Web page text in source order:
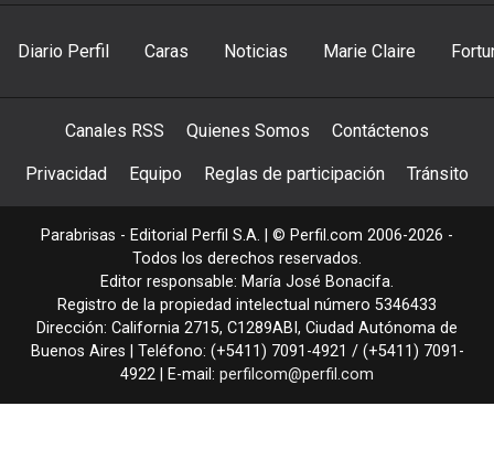
Diario Perfil Caras Noticias Marie Claire
Canales RSS Quienes Somos Contáctenos
Privacidad Equipo Reglas de participación Tránsito
Parabrisas - Editorial Perfil S.A. | © Perfil.com 2006-2026 -
Todos los derechos reservados.
Editor responsable: María José Bonacifa.
Registro de la propiedad intelectual número 5346433
Dirección: California 2715, C1289ABI , Ciudad Autónoma de
Buenos Aires | Teléfono: (+5411) 7091-4921 / (+5411) 7091-
4922 | E-mail: perfilcom@perfil.com